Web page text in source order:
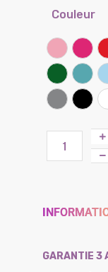
Couleur
Rose
Vert
Gris souris
Noir
GARANTIE 3